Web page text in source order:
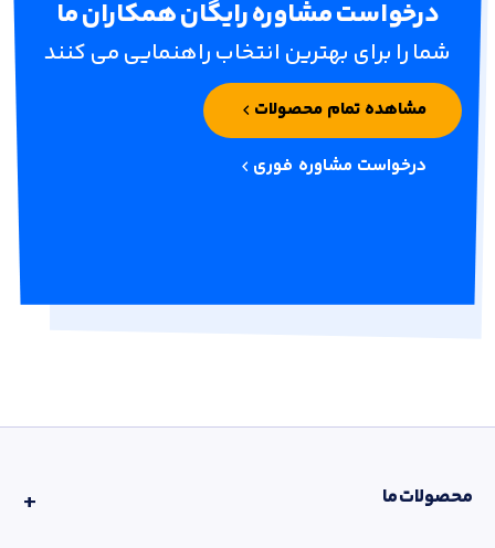
درخواست مشاوره رایگان همکاران ما
شما را برای بهترین انتخاب راهنمایی می کنند
مشاهده تمام محصولات
درخواست مشاوره فوری
محصولات ما